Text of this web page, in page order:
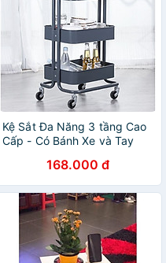
Kệ Sắt Đa Năng 3 tầng Cao
Cấp - Có Bánh Xe và Tay
168.000 đ